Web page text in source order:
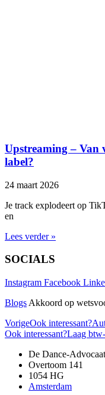
Upstreaming – Van
label?
24 maart 2026
Je track explodeert op
en
Lees verder »
SOCIALS
Instagram Facebook
Blogs Akkoord op
VorigeOok interessant?
Ook interessant?Laag
De Dance-Advocaat
Overtoom 141
1054 HG
Amsterdam